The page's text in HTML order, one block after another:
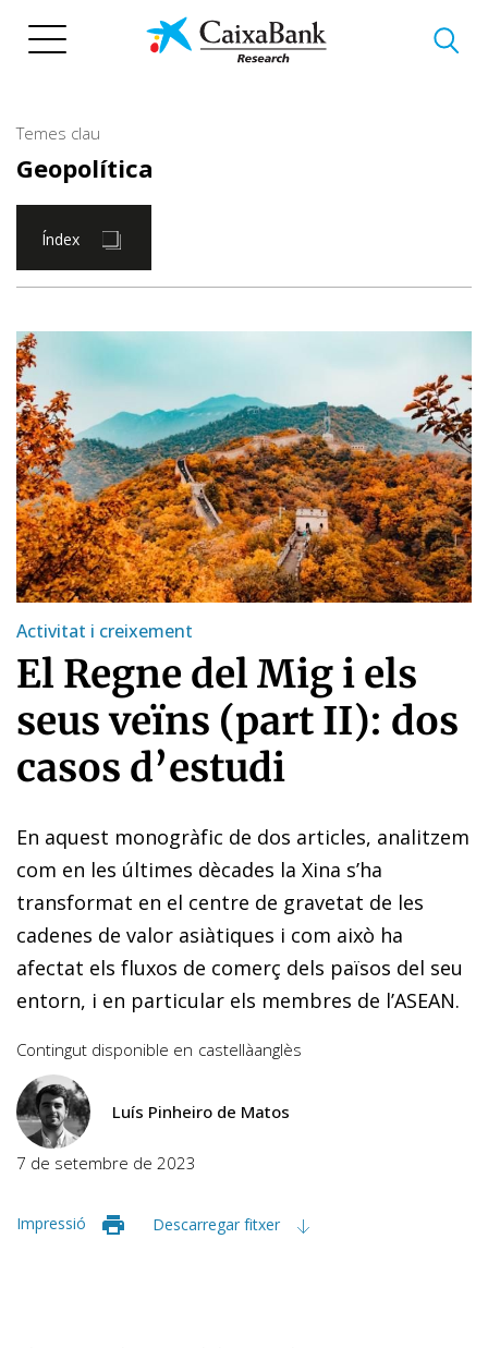
Temes clau
Geopolítica
Índex
Activitat i creixement
El Regne del Mig i els
seus veïns (part II): dos
casos d’estudi
En aquest monogràfic de dos articles, analitzem
com en les últimes dècades la Xina s’ha
transformat en el centre de gravetat de les
cadenes de valor asiàtiques i com això ha
afectat els fluxos de comerç dels països del seu
entorn, i en particular els membres de l’ASEAN.
Contingut disponible en castellàanglès
Luís Pinheiro de Matos
7 de setembre de 2023
Impressió Descarregar fitxer